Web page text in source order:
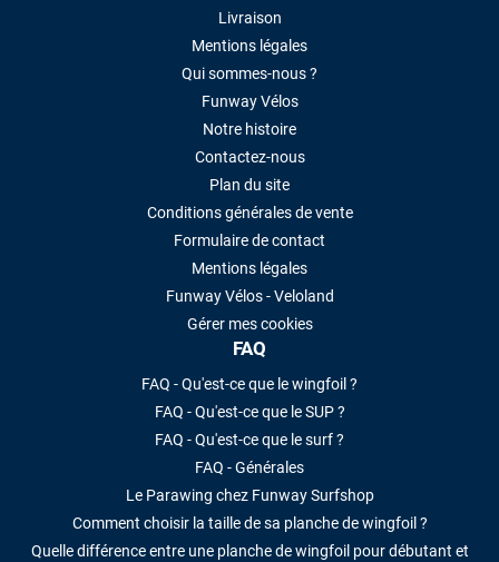
Livraison
Mentions légales
Qui sommes-nous ?
Funway Vélos
Notre histoire
Contactez-nous
Plan du site
Conditions générales de vente
Formulaire de contact
Mentions légales
Funway Vélos - Veloland
Gérer mes cookies
FAQ
FAQ - Qu'est-ce que le wingfoil ?
FAQ - Qu'est-ce que le SUP ?
FAQ - Qu'est-ce que le surf ?
FAQ - Générales
Le Parawing chez Funway Surfshop
Comment choisir la taille de sa planche de wingfoil ?
Quelle différence entre une planche de wingfoil pour débutant et